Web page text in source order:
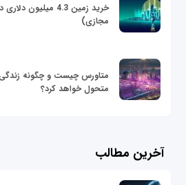
خرید زمین 4.3
مجازی)
متاورس چیست و چگونه زندگی
متحول خواهد کرد؟
آخرین مطالب